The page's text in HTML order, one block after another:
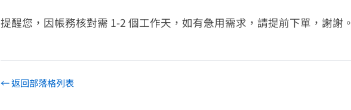
提醒您，因帳務核對需 1-2 個工作天，如有急用需求，請提前下單，謝謝。
← 返回部落格列表